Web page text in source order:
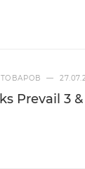
—
Prevail 3